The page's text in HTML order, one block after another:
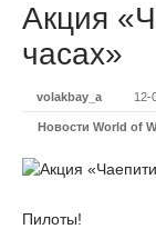
Акция
часах»
volakbay_a 12-
Новости World of
Пилоты!